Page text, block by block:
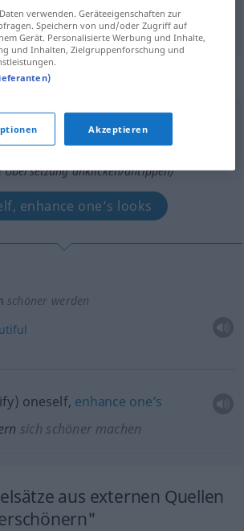
anklicken/antippen)
oneself, enhance one’s looks
schöner werden
oneself, enhance one’s
sich schöner machen
aus externen Quellen
verwenden. Geräteeigenschaften zur
Speichern von und/oder Zugriff auf
Gerät. Personalisierte Werbung und Inhalte,
und Inhalten, Zielgruppenforschung und
Akzeptieren